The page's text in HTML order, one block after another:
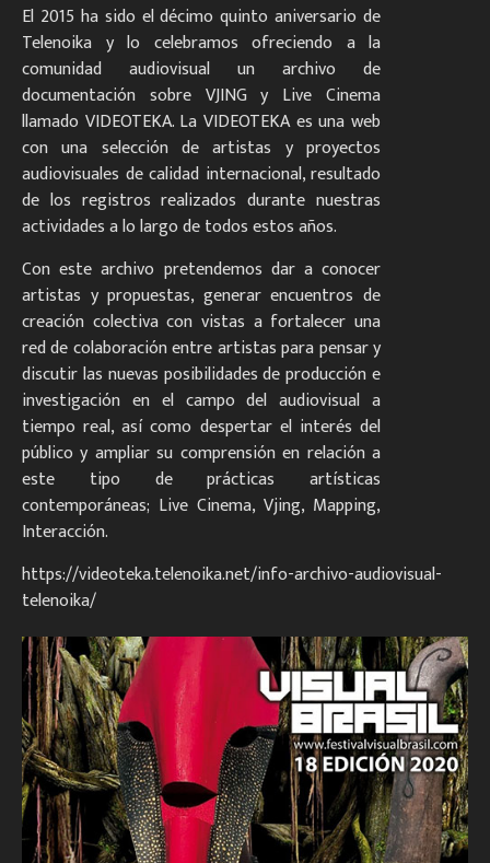
El 2015 ha sido el décimo quinto aniversario de
Telenoika y lo celebramos ofreciendo a la
comunidad audiovisual un archivo de
documentación sobre VJING y Live Cinema
llamado VIDEOTEKA. La VIDEOTEKA es una web
con una selección de artistas y proyectos
audiovisuales de calidad internacional, resultado
de los registros realizados durante nuestras
actividades a lo largo de todos estos años.
Con este archivo pretendemos dar a conocer
artistas y propuestas, generar encuentros de
creación colectiva con vistas a fortalecer una
red de colaboración entre artistas para pensar y
discutir las nuevas posibilidades de producción e
investigación en el campo del audiovisual a
tiempo real, así como despertar el interés del
público y ampliar su comprensión en relación a
este tipo de prácticas artísticas
contemporáneas; Live Cinema, Vjing, Mapping,
Interacción.
https://videoteka.telenoika.net/info-archivo-audiovisual-
telenoika/